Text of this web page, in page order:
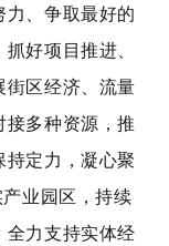
力、争取最好的
抓好项目推进、
街区经济、流量
接多种资源，推
持定力，凝心聚
业园区，持续
全力支持实体经